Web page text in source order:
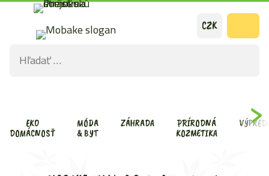
Preskočiť
obsah
EKO
DOMÁCNOSŤ
MÓDA
& BYT
ZÁHRADA
PRÍRODNÁ
KOZMETIKA
Hľadať:
CZK